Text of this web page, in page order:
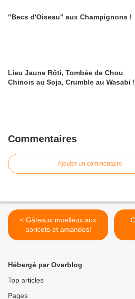
"Becs d'Oiseau" aux Champignons !
Lieu Jaune Rôti, Tombée de Chou
Chinois au Soja, Crumble au Wasabi !
Commentaires
Ajouter un commentaire
< Gâteaux moelleux aux
abricots et amandes!
Hébergé par Overblog
Top articles
Pages